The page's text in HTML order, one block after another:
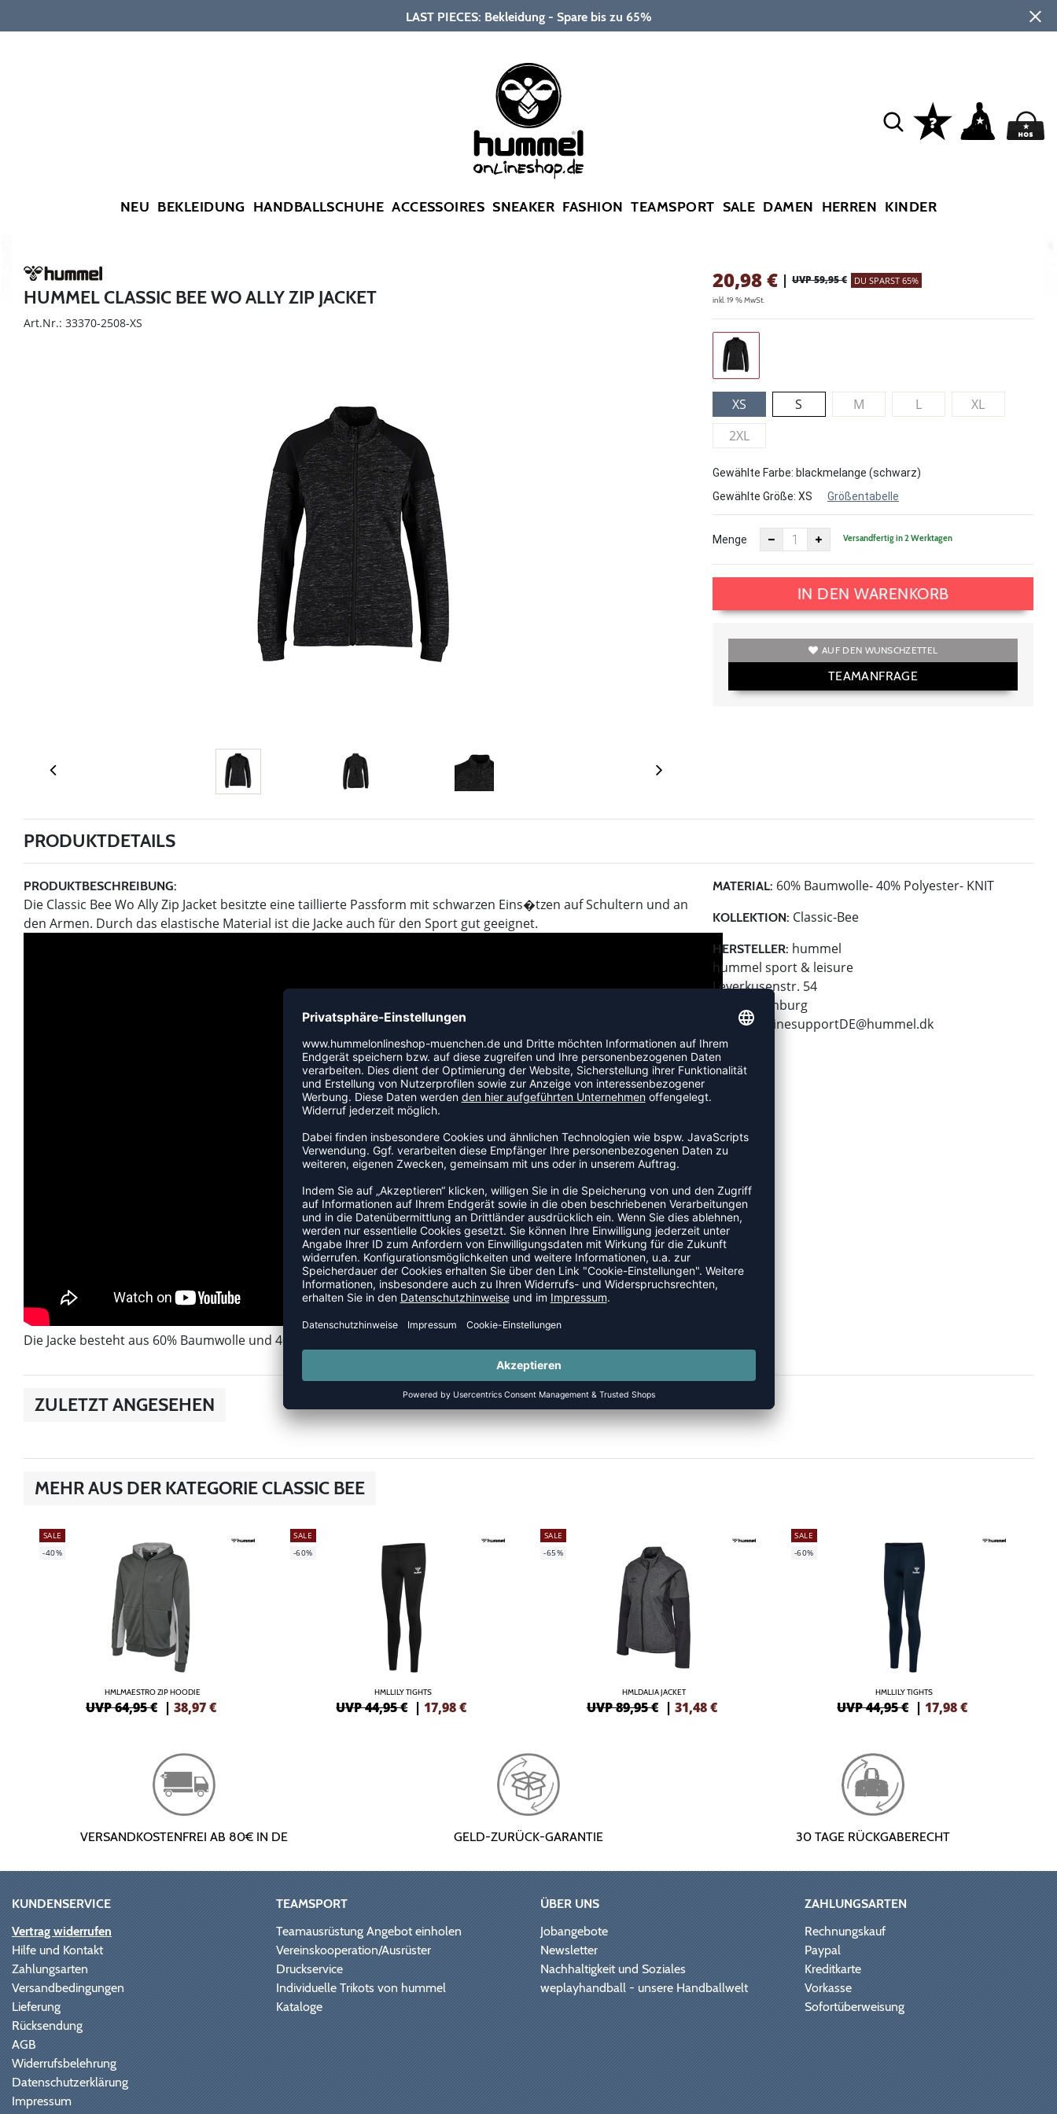
LAST PIECES: Bekleidung - Spare bis zu 65%
NEU BEKLEIDUNG HANDBALLSCHUHE ACCESSOIRES SNEAKER FASHION TEAMSPORT SALE DAMEN HERREN KINDER
HUMMEL CLASSIC BEE WO ALLY ZIP JACKET
Art.Nr.: 33370-2508-XS
20,98€ | UVP 59,95 € DU SPARST 65%
inkl. 19 % MwSt.
XS S M L
XL
2XL
Gewählte Farbe: blackmelange (schwarz)
Gewählte Größe: XS Größentabelle
Menge Versandfertig in 2 Werktagen
IN DEN WARENKORB
AUF DEN WUNSCHZETTEL
TEAMANFRAGE
PRODUKTDETAILS
PRODUKTBESCHREIBUNG:
Die Classic Bee Wo Ally Zip Jacket besitzte eine taillierte Passform mit schwarzen Eins�tzen auf Schultern und an
den Armen. Durch das elastische Material ist die Jacke auch für den Sport gut geeignet.
Die Jacke besteht aus 60% Baumwolle und 40% Polyester-Knit.
MATERIAL: 60% Baumwolle- 40% Polyester- KNIT
KOLLEKTION: Classic-Bee
HERSTELLER: hummel
hummel sport & leisure
Leverkusenstr. 54
22761 Hamburg
E-Mail: onlinesupportDE@hummel.dk
ZULETZT ANGESEHEN
MEHR AUS DER KATEGORIE CLASSIC BEE
SALE
-40%
HMLMAESTRO ZIP HOODIE
UVP 64,95 € | 38,97€
SALE
-60%
HMLLILY TIGHTS
UVP 44,95 € |17,98€
SALE
-65%
HMLDALIA JACKET
UVP 89,95 € | 31,48€
SALE
-60%
HMLLILY TIGHTS
UVP 44,95 € |17,98€
VERSANDKOSTENFREI AB 80€ IN DE GELD-ZURÜCK-GARANTIE 30 TAGE RÜCKGABERECHT
KUNDENSERVICE
Vertrag widerrufen
Hilfe und Kontakt
Zahlungsarten
Versandbedingungen
Lieferung
Rücksendung
AGB
Widerrufsbelehrung
Datenschutzerklärung
Impressum
TEAMSPORT
Teamausrüstung Angebot einholen
Vereinskooperation/Ausrüster
Druckservice
Individuelle Trikots von hummel
Kataloge
ÜBER UNS
Jobangebote
Newsletter
Nachhaltigkeit und Soziales
weplayhandball - unsere Handballwelt
ZAHLUNGSARTEN
Rechnungskauf
Paypal
Kreditkarte
Vorkasse
Sofortüberweisung